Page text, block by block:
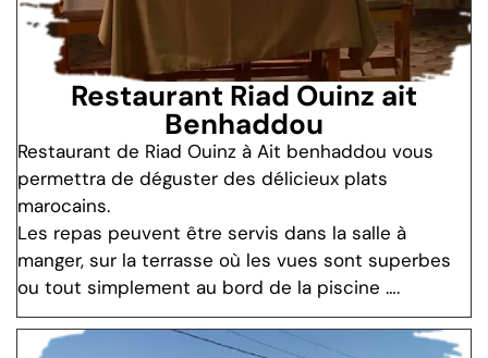
Restaurant Riad Ouinz ait
Benhaddou
Restaurant de Riad Ouinz à Ait benhaddou vous
permettra de déguster des délicieux plats
marocains.
Les repas peuvent être servis dans la salle à
manger, sur la terrasse où les vues sont superbes
ou tout simplement au bord de la piscine ….